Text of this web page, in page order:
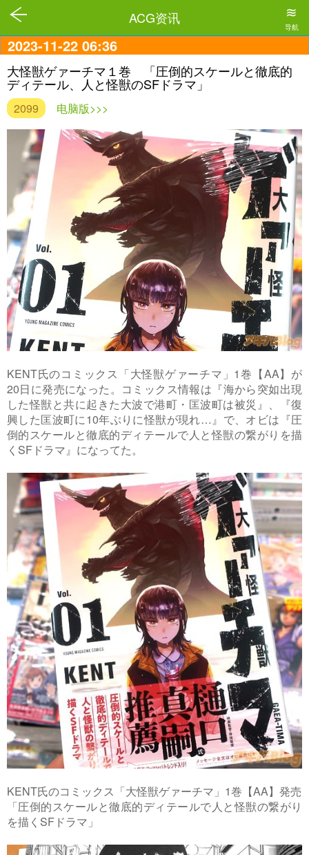
ACG资讯 ≋
导航
2023-11-22 06:36
大怪獣ゲァーチマ１巻 「圧倒的スケールと徹底的
ディテール、人と怪獣のSFドラマ」
2099 电脑版>>>
KENT氏のコミックス「大怪獣ゲァーチマ」1巻【AA】が
20日に発売になった。コミックス情報は『海から突如出現
した怪獣と共に起きた大波で港町・匡波町は被災』、『復
興した匡波町に10年ぶりに怪獣が現れ…』で、オビは『圧
倒的スケールと徹底的ディテールで人と怪獣の繋がりを描
くSFドラマ』になってた。
KENT氏のコミックス「大怪獣ゲァーチマ」1巻【AA】発売
「圧倒的スケールと徹底的ディテールで人と怪獣の繋がり
を描くSFドラマ」